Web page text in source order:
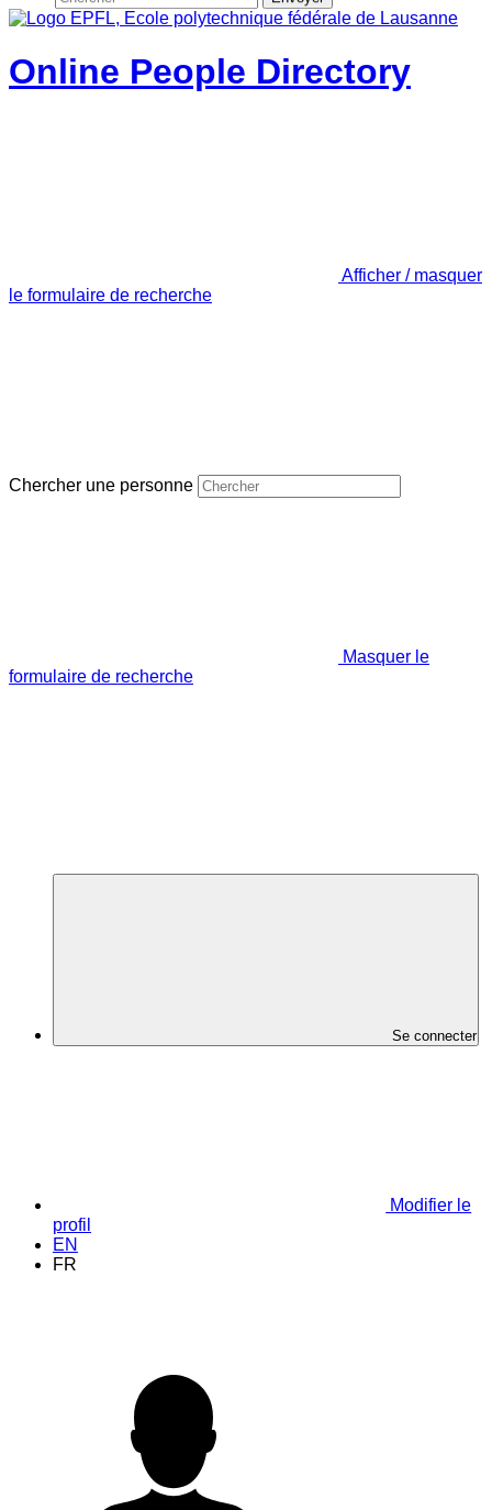
Online People Directory
Afficher / masquer
le formulaire de recherche
Chercher une personne
Masquer le
formulaire de recherche
Se connecter
Modifier le
profil
EN
FR